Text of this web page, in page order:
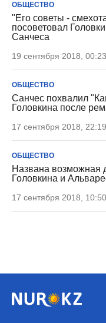
ОБЩЕСТВО
"Его советы -
посоветовал
Санчеса
19 сентября 2018, 00:23
ОБЩЕСТВО
Санчес похвалил
Головкина после
17 сентября 2018, 22:19
ОБЩЕСТВО
Названа возможная
Головкина и
17 сентября 2018, 10:50